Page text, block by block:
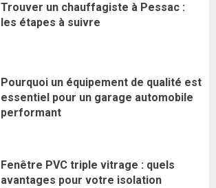
Trouver un chauffagiste à Pessac :
les étapes à suivre
Pourquoi un équipement de qualité est
essentiel pour un garage automobile
performant
Fenêtre PVC triple vitrage : quels
avantages pour votre isolation